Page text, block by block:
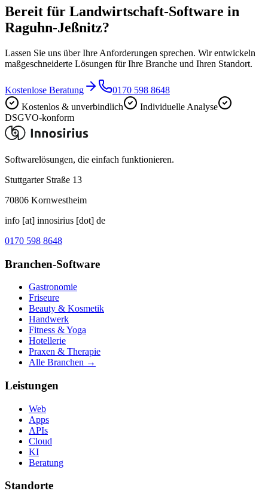
Bereit für Landwirtschaft-Software in
Raguhn-Jeßnitz?
Lassen Sie uns über Ihre Anforderungen sprechen. Wir entwickeln
maßgeschneiderte Lösungen für Ihre Branche und Ihren Standort.
Kostenlose Beratung
0170 598 8648
Kostenlos & unverbindlich
Individuelle Analyse
DSGVO-konform
Softwarelösungen, die einfach funktionieren.
Stuttgarter Straße 13
70806 Kornwestheim
info [at] innosirius [dot] de
0170 598 8648
Branchen-Software
Gastronomie
Friseure
Beauty & Kosmetik
Handwerk
Fitness & Yoga
Hotellerie
Praxen & Therapie
Alle Branchen →
Leistungen
Web
Apps
APIs
Cloud
KI
Beratung
Standorte